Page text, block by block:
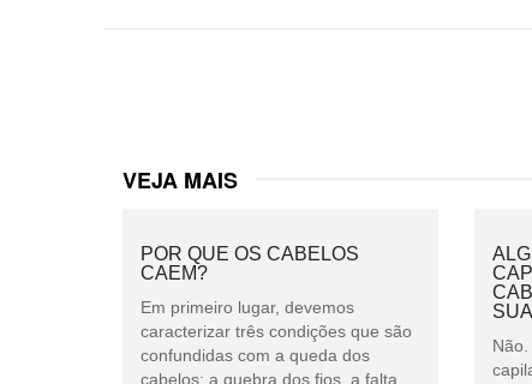
VEJA MAIS
POR QUE OS CABELOS
CAEM?
Em primeiro lugar, devemos
caracterizar três condições que são
confundidas com a queda dos
cabelos: a quebra dos fios, a falta